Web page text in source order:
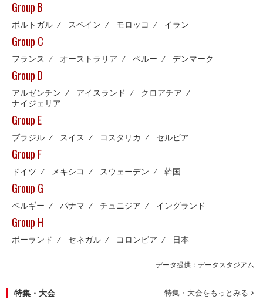
Group B
ポルトガル ⁄ スペイン ⁄ モロッコ ⁄ イラン
Group C
フランス ⁄ オーストラリア ⁄ ペルー ⁄ デンマーク
Group D
アルゼンチン ⁄ アイスランド ⁄ クロアチア
⁄
ナイジェリア
Group E
ブラジル ⁄ スイス ⁄ コスタリカ ⁄ セルビア
Group F
ドイツ ⁄ メキシコ ⁄ スウェーデン ⁄ 韓国
Group G
ベルギー ⁄ パナマ ⁄ チュニジア ⁄ イングランド
Group H
ポーランド ⁄ セネガル ⁄ コロンビア ⁄ 日本
データ提供：データスタジアム
特集・大会 特集・大会をもっとみる